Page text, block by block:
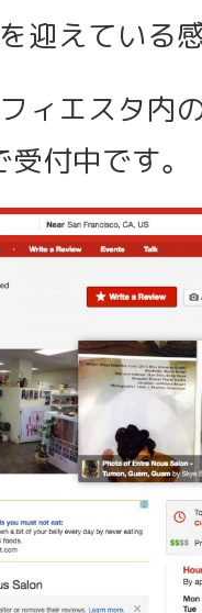
迎えている
ィエスタ内
付中です。